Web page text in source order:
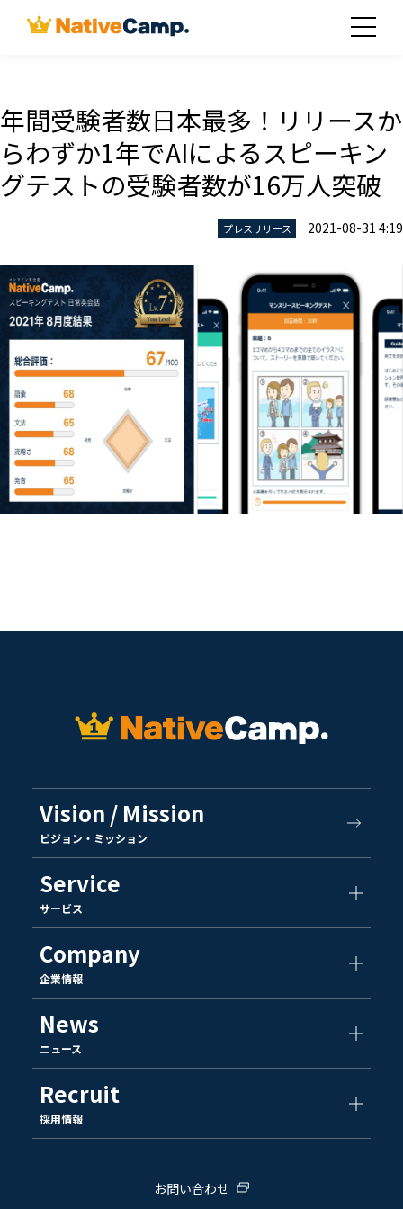
年間受験者数日本最多！リリースか
らわずか1年でAIによるスピーキン
グテストの受験者数が16万人突破
プレスリリース 2021-08-31 4:19
Vision / Mission
ビジョン・ミッション
Service
サービス
Company
企業情報
News
ニュース
Recruit
採用情報
お問い合わせ